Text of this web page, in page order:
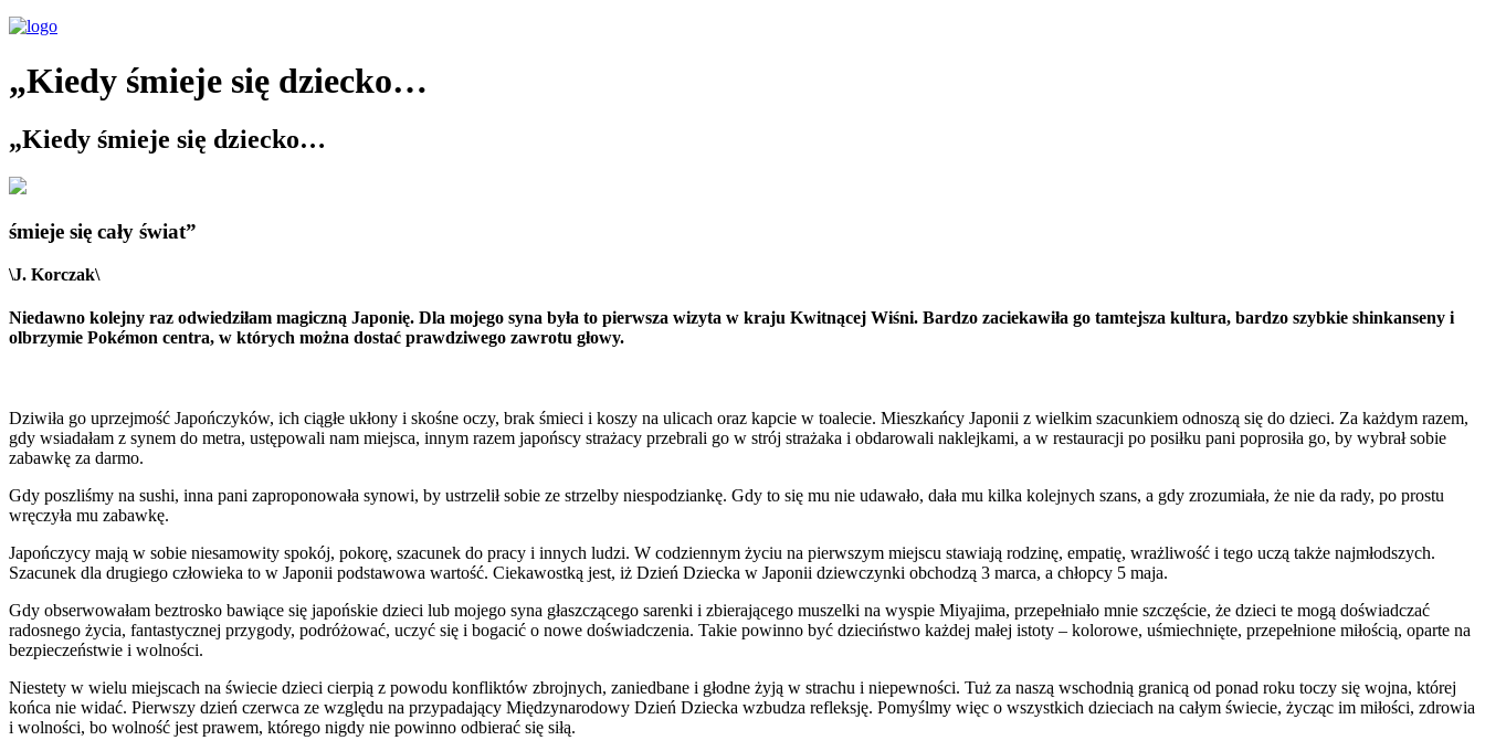
„Kiedy śmieje się dziecko…
„Kiedy śmieje się dziecko…
śmieje się cały świat”
\J. Korczak\
Niedawno kolejny raz odwiedziłam magiczną Japonię. Dla mojego syna była to pierwsza wizyta w kraju Kwitnącej Wiśni. Bardzo zaciekawiła go tamtejsza kultura, bardzo szybkie shinkanseny i
olbrzymie Pokémon centra, w których można dostać prawdziwego zawrotu głowy.
Dziwiła go uprzejmość Japończyków, ich ciągłe ukłony i skośne oczy, brak śmieci i koszy na ulicach oraz kapcie w toalecie. Mieszkańcy Japonii z wielkim szacunkiem odnoszą się do dzieci. Za każdym razem,
gdy wsiadałam z synem do metra, ustępowali nam miejsca, innym razem japońscy strażacy przebrali go w strój strażaka i obdarowali naklejkami, a w restauracji po posiłku pani poprosiła go, by wybrał sobie
zabawkę za darmo.
Gdy poszliśmy na sushi, inna pani zaproponowała synowi, by ustrzelił sobie ze strzelby niespodziankę. Gdy to się mu nie udawało, dała mu kilka kolejnych szans, a gdy zrozumiała, że nie da rady, po prostu
wręczyła mu zabawkę.
Japończycy mają w sobie niesamowity spokój, pokorę, szacunek do pracy i innych ludzi. W codziennym życiu na pierwszym miejscu stawiają rodzinę, empatię, wrażliwość i tego uczą także najmłodszych.
Szacunek dla drugiego człowieka to w Japonii podstawowa wartość. Ciekawostką jest, iż Dzień Dziecka w Japonii dziewczynki obchodzą 3 marca, a chłopcy 5 maja.
Gdy obserwowałam beztrosko bawiące się japońskie dzieci lub mojego syna głaszczącego sarenki i zbierającego muszelki na wyspie Miyajima, przepełniało mnie szczęście, że dzieci te mogą doświadczać
radosnego życia, fantastycznej przygody, podróżować, uczyć się i bogacić o nowe doświadczenia. Takie powinno być dzieciństwo każdej małej istoty – kolorowe, uśmiechnięte, przepełnione miłością, oparte na
bezpieczeństwie i wolności.
Niestety w wielu miejscach na świecie dzieci cierpią z powodu konfliktów zbrojnych, zaniedbane i głodne żyją w strachu i niepewności. Tuż za naszą wschodnią granicą od ponad roku toczy się wojna, której
końca nie widać. Pierwszy dzień czerwca ze względu na przypadający Międzynarodowy Dzień Dziecka wzbudza refleksję. Pomyślmy więc o wszystkich dzieciach na całym świecie, życząc im miłości, zdrowia
i wolności, bo wolność jest prawem, którego nigdy nie powinno odbierać się siłą.